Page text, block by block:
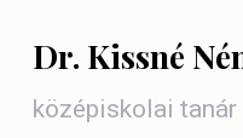
Dr. Kissné
középiskolai tanár